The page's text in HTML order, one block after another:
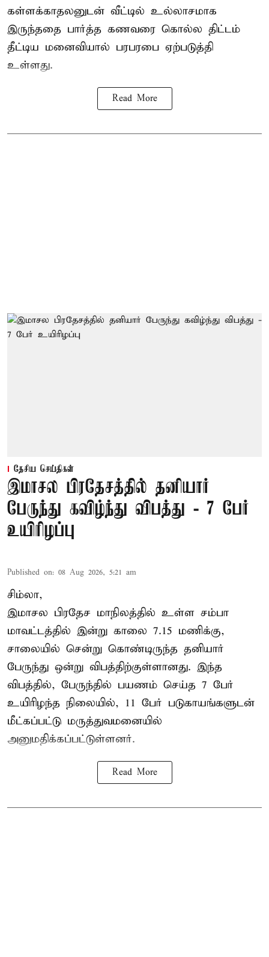
கள்ளக்காதலனுடன் வீட்டில் உல்லாசமாக
இருந்ததை பார்த்த கணவரை கொல்ல திட்டம்
தீட்டிய மனைவியால் பரபரபை ஏற்படுத்தி
உள்ளது.
Read More
தேசிய செய்திகள்
இமாசல பிரதேசத்தில் தனியார்
பேருந்து கவிழ்ந்து விபத்து - 7 பேர்
உயிரிழப்பு
Published on: 08 Aug 2026, 5:21 am
சிம்லா,
இமாசல பிரதேச மாநிலத்தில் உள்ள சம்பா
மாவட்டத்தில் இன்று காலை 7.15 மணிக்கு,
சாலையில் சென்று கொண்டிருந்த தனியார்
பேருந்து ஒன்று விபத்திற்குள்ளானது. இந்த
விபத்தில், பேருந்தில் பயணம் செய்த 7 பேர்
உயிரிழந்த நிலையில், 11 பேர் படுகாயங்களுடன்
மீட்கப்பட்டு மருத்துவமனையில்
அனுமதிக்கப்பட்டுள்ளனர்.
Read More